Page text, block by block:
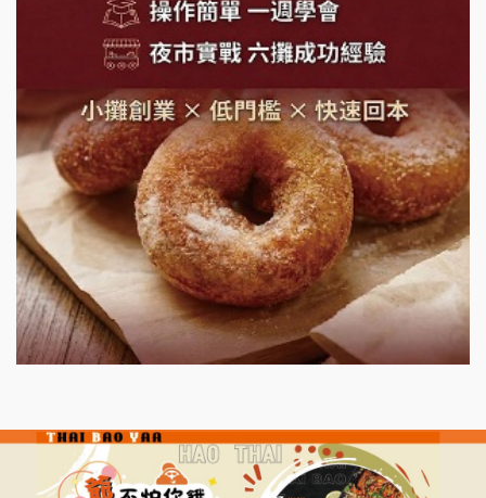
潮味決-湯滷專門店加盟說明會
鬍子茶加盟說明會
鮮茶道加盟說明會
微風亭鐵板燒加盟說明會
漫步藍咖啡加盟說明會
明石章魚燒加盟說明會
出櫃加盟說明會
七盞茶加盟說明會